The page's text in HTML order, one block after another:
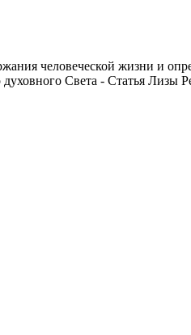
человеческой жизни и
Света - Статья Лизы